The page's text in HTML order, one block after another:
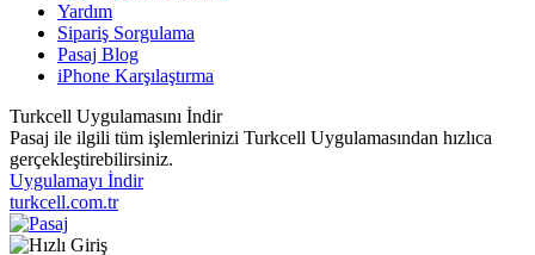
Yardım
Sipariş Sorgulama
Pasaj Blog
iPhone Karşılaştırma
Turkcell Uygulamasını İndir
Pasaj ile ilgili tüm işlemlerinizi Turkcell Uygulamasından hızlıca
gerçekleştirebilirsiniz.
Uygulamayı İndir
turkcell.com.tr